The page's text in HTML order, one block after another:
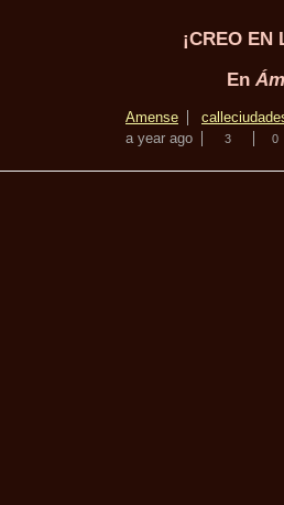
¡CREO EN
En
Amense calleciudad
a year ago
3 0